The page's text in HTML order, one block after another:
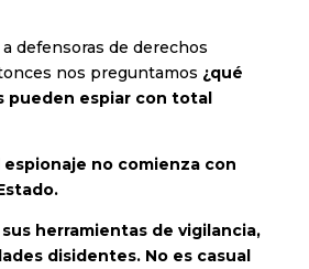
defensoras de derechos
nos preguntamos ¿qué
pueden espiar con total
no comienza con
herramientas de vigilancia,
disidentes. No es casual